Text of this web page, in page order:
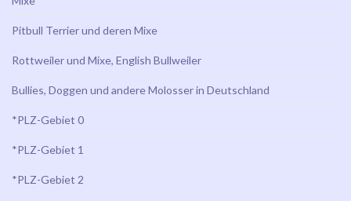
Pitbull Terrier und deren Mixe
Rottweiler und Mixe, English Bullweiler
Bullies, Doggen und andere Molosser in Deutschland
*PLZ-Gebiet 0
*PLZ-Gebiet 1
*PLZ-Gebiet 2